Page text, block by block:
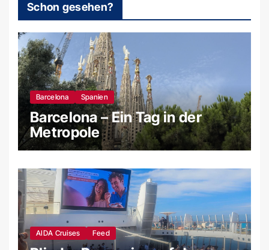
Schon gesehen?
Barcelona Spanien
Barcelona – Ein Tag in der
Metropole
AIDA Cruises Feed